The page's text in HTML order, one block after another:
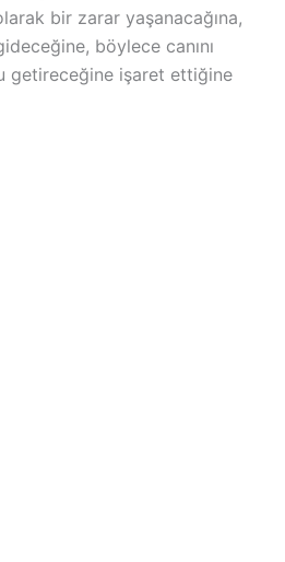
bir zarar yaşanacağına,
böylece canını
getireceğine işaret ettiğine